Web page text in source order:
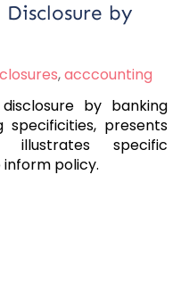
by
,acccounting
by banking
specificities, presents
illustrates specific
policy.